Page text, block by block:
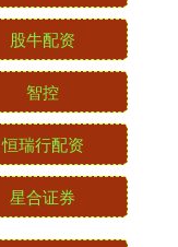
股牛配资
智控
恒瑞行配资
星合证券